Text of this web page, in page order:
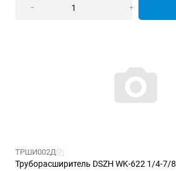
– +
ТРШИ002Д
Труборасширитель DSZH WK-622 1/4-7/8